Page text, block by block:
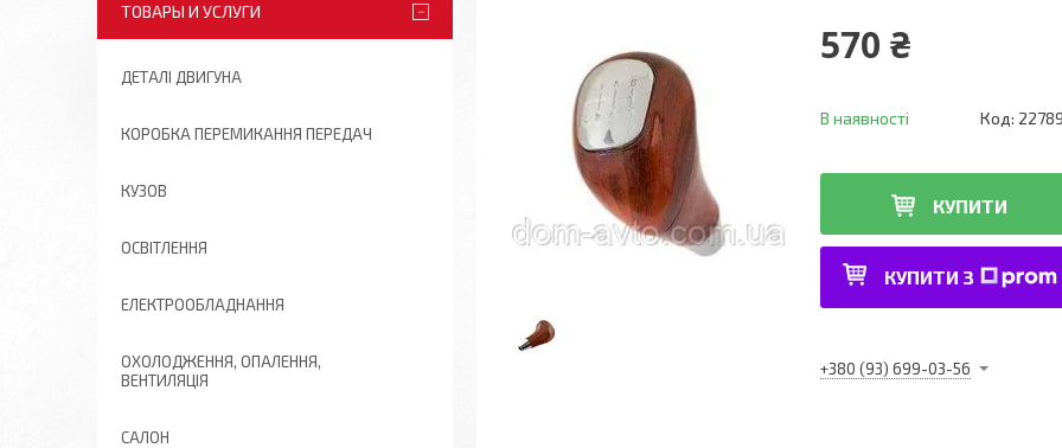
570 ₴
В наявності Код:
КУПИТИ
КУПИТИ З
+380 (93) 699-03-56
ТОВАРЫ И УСЛУГИ
ДЕТАЛІ ДВИГУНА
КОРОБКА ПЕРЕМИКАННЯ ПЕРЕДАЧ
КУЗОВ
ОСВІТЛЕННЯ
ЕЛЕКТРООБЛАДНАННЯ
ОХОЛОДЖЕННЯ, ОПАЛЕННЯ,
ВЕНТИЛЯЦІЯ
САЛОН